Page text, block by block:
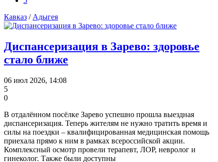
Кавказ /Адыгея
Диспансеризация в Зарево: здоровье
стало ближе
06 июл 2026, 14:08
5
0
В отдалённом посёлке Зарево успешно прошла выездная
диспансеризация. Теперь жителям не нужно тратить время и
силы на поездки – квалифицированная медицинская помощь
приехала прямо к ним в рамках всероссийской акции.
Комплексный осмотр провели терапевт, ЛОР, невролог и
гинеколог. Также были доступны